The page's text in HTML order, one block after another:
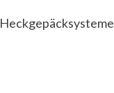
Heckgepäcksysteme